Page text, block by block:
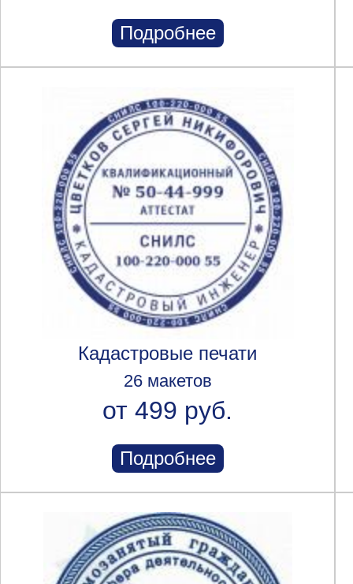
Подробнее
Кадастровые печати
26 макетов
от 499 руб.
Подробнее